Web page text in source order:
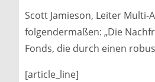
Scott Jamieson, Leiter
folgendermaßen: „Die
Fonds, die durch einen
[article_line]